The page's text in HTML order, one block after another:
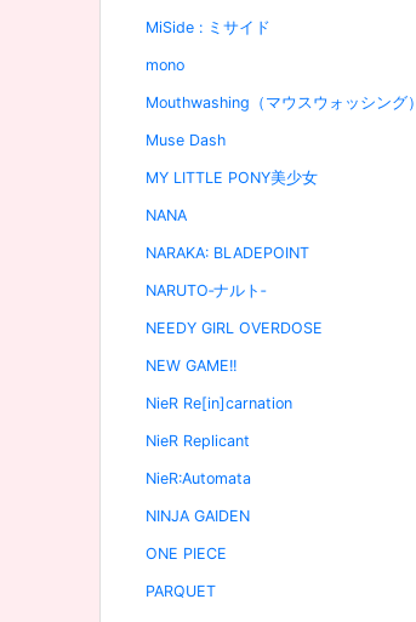
MiSide : ミサイド
mono
Mouthwashing（マウスウォッシング）
Muse Dash
MY LITTLE PONY美少女
NANA
NARAKA: BLADEPOINT
NARUTO‐ナルト‐
NEEDY GIRL OVERDOSE
NEW GAME!!
NieR Re[in]carnation
NieR Replicant
NieR:Automata
NINJA GAIDEN
ONE PIECE
PARQUET